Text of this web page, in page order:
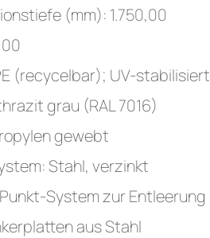
(mm): 1.750,00
(recycelbar); UV-stabilisiert
grau (RAL 7016)
gewebt
Stahl, verzinkt
System zur Entleerung
aus Stahl